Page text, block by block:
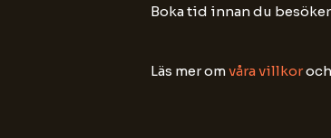
Boka tid innan du
Läs mer omvåra villkoroch